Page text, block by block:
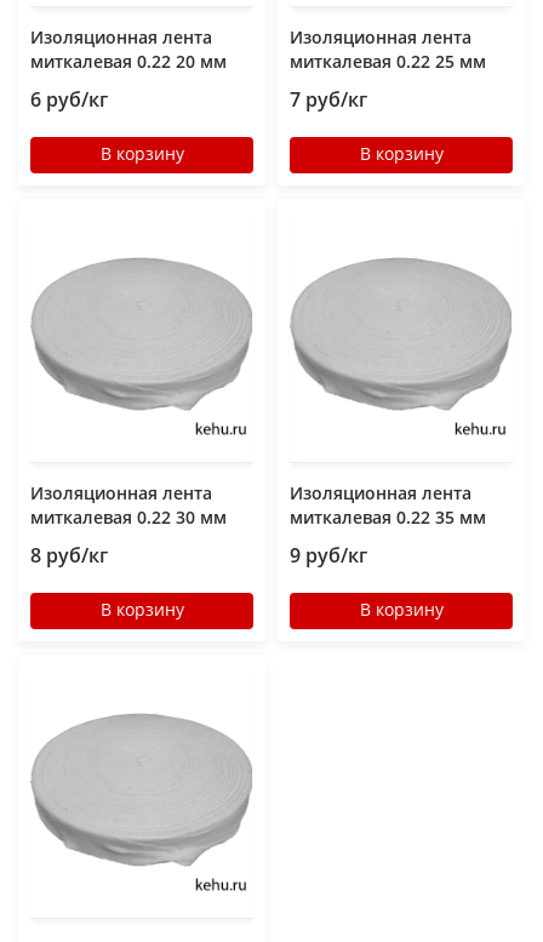
Изоляционная лента
миткалевая 0.22 20 мм
6 руб/кг
В корзину
Изоляционная лента
миткалевая 0.22 25 мм
7 руб/кг
В корзину
Изоляционная лента
миткалевая 0.22 30 мм
8 руб/кг
В корзину
Изоляционная лента
миткалевая 0.22 35 мм
9 руб/кг
В корзину